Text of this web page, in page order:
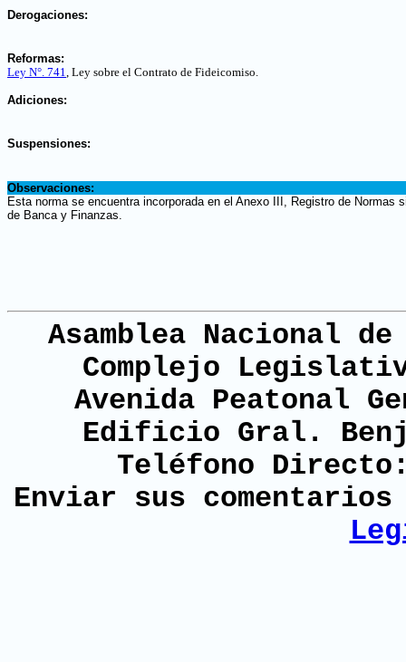
Derogaciones:
Reformas:
Ley N°. 741, Ley sobre el Contrato de Fideicomiso.
Adiciones:
Suspensiones:
Observaciones:
Esta norma se encuentra incorporada en el Anexo III, Registro de
de Banca y Finanzas.
Asamblea Nacional
Complejo
Avenida Peatonal
Edificio Gral.
Teléfono
Enviar sus